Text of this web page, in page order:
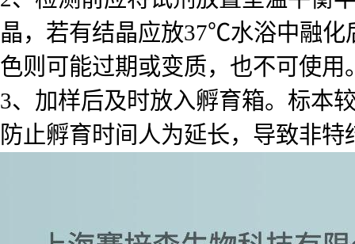
晶，若有结晶应放37℃水浴中融化
色则可能过期或变质，也不可使用
3、加样后及时放入孵育箱。标本
防止孵育时间人为延长，导致非